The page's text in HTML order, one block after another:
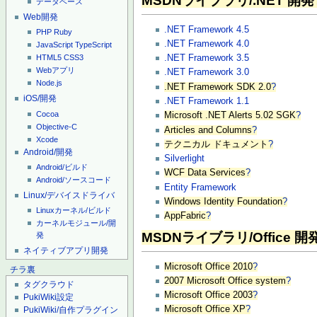
データベース
Web開発
PHP Ruby
JavaScript TypeScript
HTML5 CSS3
Webアプリ
Node.js
iOS/開発
Cocoa
Objective-C
Xcode
Android/開発
Android/ビルド
Android/ソースコード
Linux/デバイスドライバ
Linuxカーネル/ビルド
カーネルモジュール/開
発
ネイティブアプリ開発
チラ裏
タグクラウド
PukiWiki設定
PukiWiki/自作プラグイン
.NET Framework 4.5
.NET Framework 4.0
.NET Framework 3.5
.NET Framework 3.0
.NET Framework SDK 2.0?
.NET Framework 1.1
Microsoft .NET Alerts 5.02 SGK?
Articles and Columns?
テクニカル ドキュメント?
Silverlight
WCF Data Services?
Entity Framework
Windows Identity Foundation?
AppFabric?
MSDNライブラリ/Office 開
Microsoft Office 2010?
2007 Microsoft Office system?
Microsoft Office 2003?
Microsoft Office XP?